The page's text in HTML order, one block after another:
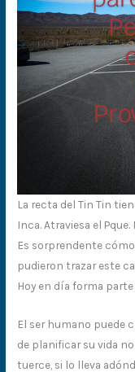
La recta del Tin Tin
Inca. Atraviesa el
Es sorprendente
pudieron trazar este
Hoy en día forma
El ser humano puede
de planificar su vida
tuerce, si lo lleva